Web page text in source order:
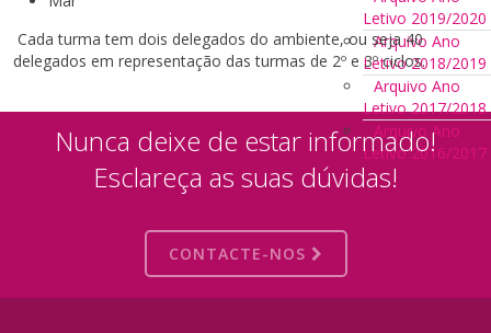
Letivo 2019/2020
Arquivo Ano
Letivo 2018/2019
Arquivo Ano
Letivo 2017/2018
Arquivo Ano
Letivo 2016/2017
Cada turma tem dois delegados do ambiente, ou seja 40
delegados em representação das turmas de 2º e 3º ciclos.
Nunca deixe de estar informado!
Esclareça as suas dúvidas!
CONTACTE-NOS